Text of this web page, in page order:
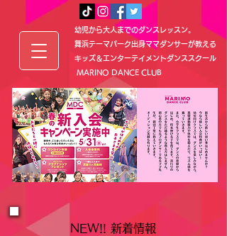
幼児から大人までのダンスレッスン。
舞浜テーマパーク出身ママダンサーが教える
キッズ＆エンターテイメントダンススクール
MARINO DANCE CLUB
NEW!! 新着情報